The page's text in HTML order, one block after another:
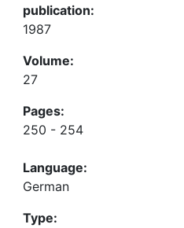
publication:
1987
Volume:
27
Pages:
250 - 254
Language:
German
Type: